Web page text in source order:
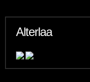
Alterlaa